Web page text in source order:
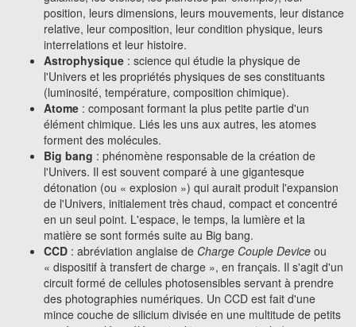
position, leurs dimensions, leurs mouvements, leur distance
relative, leur composition, leur condition physique, leurs
interrelations et leur histoire.
Astrophysique : science qui étudie la physique de
l'Univers et les propriétés physiques de ses constituants
(luminosité, température, composition chimique).
Atome : composant formant la plus petite partie d'un
élément chimique. Liés les uns aux autres, les atomes
forment des molécules.
Big bang : phénomène responsable de la création de
l'Univers. Il est souvent comparé à une gigantesque
détonation (ou « explosion ») qui aurait produit l'expansion
de l'Univers, initialement très chaud, compact et concentré
en un seul point. L'espace, le temps, la lumière et la
matière se sont formés suite au Big bang.
CCD : abréviation anglaise de Charge Couple Device ou
« dispositif à transfert de charge », en français. Il s'agit d'un
circuit formé de cellules photosensibles servant à prendre
des photographies numériques. Un CCD est fait d'une
mince couche de silicium divisée en une multitude de petits